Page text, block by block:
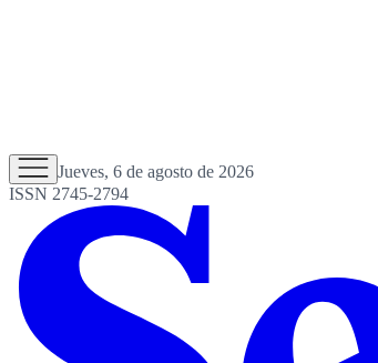
Jueves, 6 de agosto de 2026
ISSN 2745-2794